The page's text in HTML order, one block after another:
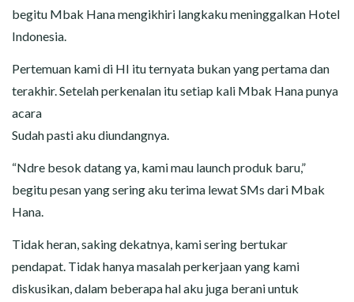
begitu Mbak Hana mengikhiri langkaku meninggalkan Hotel
Indonesia.
Pertemuan kami di HI itu ternyata bukan yang pertama dan
terakhir. Setelah perkenalan itu setiap kali Mbak Hana punya
acara
Sudah pasti aku diundangnya.
“Ndre besok datang ya, kami mau launch produk baru,”
begitu pesan yang sering aku terima lewat SMs dari Mbak
Hana.
Tidak heran, saking dekatnya, kami sering bertukar
pendapat. Tidak hanya masalah perkerjaan yang kami
diskusikan, dalam beberapa hal aku juga berani untuk